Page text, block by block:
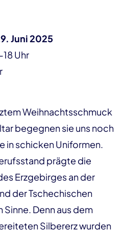
Juni 2025
Uhr
Weihnachtsschmuck
begegnen sie uns noch
in schicken Uniformen.
prägte die
Erzgebirges an der
der Tschechischen
Denn aus dem
Silbererz wurden